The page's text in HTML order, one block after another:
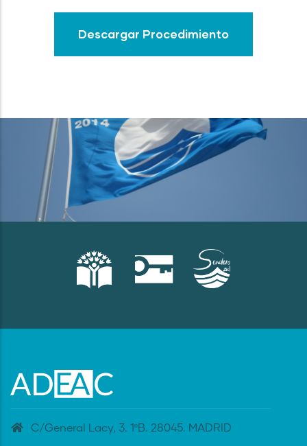
Descargar Procedimiento
C/General Lacy, 3. 1ºB. 28045. MADRID